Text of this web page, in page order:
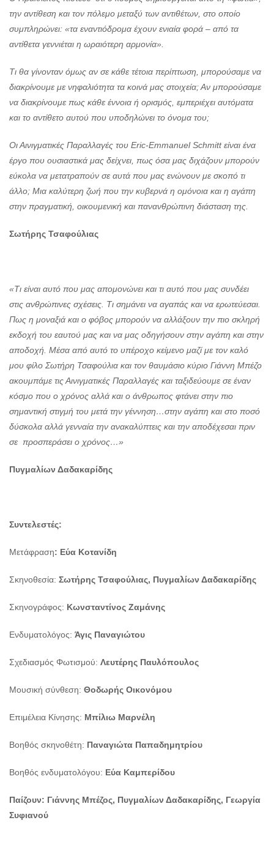
την αντίθεση και τον πόλεμο μεταξύ των αντιθέτων, στο οποίο
συμπληρώνει: «τα εναντιόδρομα έχουν ενιαία φορά – από τα
αντίθετα γεννιέται η ωραιότερη αρμονία».
Τι θα γίνονταν όμως αν σε κάθε τέτοια περίπτωση, μπορούσαμε να
διακρίνουμε με νηφαλιότητα τα κοινά μας στοιχεία; Αν μπορούσαμε
να διακρίνουμε πως κάθε έννοια ή ορισμός, εμπεριέχει αυτόματα
και το αντίθετο αυτού που υποδηλώνει το όνομα του;
Οι Αινιγματικές Παραλλαγές του Eric-Emmanuel Schmitt είναι ένα
έργο που ουσιαστικά μας δείχνει, πως όσα μας διχάζουν μπορούν
εύκολα να μετατραπούν σε αυτά που μας ενώνουν με σκοπό τι
άλλο; Μια καλύτερη ζωή που την κυβερνά η ομόνοια και η αγάπη
στην πραγματική, οικουμενική και πανανθρώπινη διάσταση της.
Σωτήρης Τσαφούλιας
«Τι είναι αυτό που μας απομονώνει και τι αυτό που μας συνδέει
στις ανθρώπινες σχέσεις. Τι σημάνει να αγαπάς και να ερωτεύεσαι.
Πως η μοναξιά και ο φόβος μπορούν να αλλάξουν την πιο σκληρή
εκδοχή του εαυτού μας και να μας οδηγήσουν στην αγάπη και στην
αποδοχή. Μέσα από αυτό το υπέροχο κείμενο μαζί με τον καλό
μου φίλο Σωτήρη Τσαφούλια και τον θαυμάσιο κύριο Γιάννη Μπέζο
ακουμπάμε τις Αινιγματικές Παραλλαγές και ταξιδεύουμε σε έναν
κόσμο που ο χρόνος αλλά και ο άνθρωπος φτάνει στην πιο
σημαντική στιγμή του μετά την γέννηση…στην αγάπη και στο ποσό
δύσκολα αλλά γενναία την ανακαλύπτεις και την αποδέχεσαι πριν
σε προσπεράσει ο χρόνος…»
Πυγμαλίων Δαδακαρίδης
Συντελεστές:
Μετάφραση: Εύα Κοτανίδη
Σκηνοθεσία: Σωτήρης Τσαφούλιας, Πυγμαλίων Δαδακαρίδης
Σκηνογράφος: Kωνσταντίνος Ζαμάνης
Ενδυματολόγος: Άγις Παναγιώτου
Σχεδιασμός Φωτισμού: Λευτέρης Παυλόπουλος
Μουσική σύνθεση: Θοδωρής Οικονόμου
Επιμέλεια Κίνησης: Μπίλιω Μαρνέλη
Βοηθός σκηνοθέτη: Παναγιώτα Παπαδημητρίου
Βοηθός ενδυματολόγου: Εύα Καμπερίδου
Παίζουν: Γιάννης Μπέζος, Πυγμαλίων Δαδακαρίδης, Γεωργία
Συφιανού